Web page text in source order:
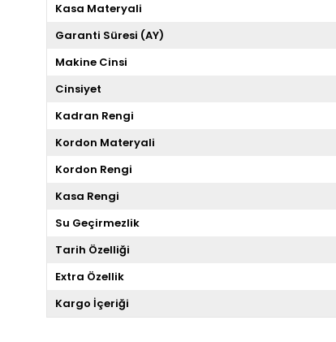
Kasa Materyali
Garanti Süresi (AY)
Makine Cinsi
Cinsiyet
Kadran Rengi
Kordon Materyali
Kordon Rengi
Kasa Rengi
Su Geçirmezlik
Tarih Özelliği
Extra Özellik
Kargo İçeriği